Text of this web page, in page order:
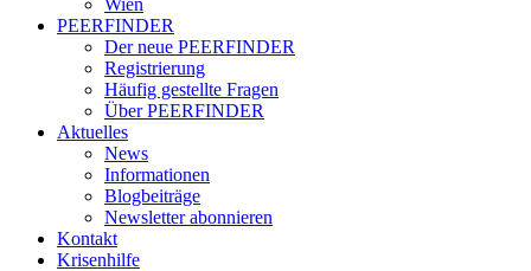
Wien
PEERFINDER
Der neue PEERFINDER
Registrierung
Häufig gestellte Fragen
Über PEERFINDER
Aktuelles
News
Informationen
Blogbeiträge
Newsletter abonnieren
Kontakt
Krisenhilfe